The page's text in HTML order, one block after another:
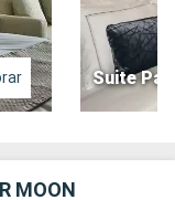
Suite
MOON